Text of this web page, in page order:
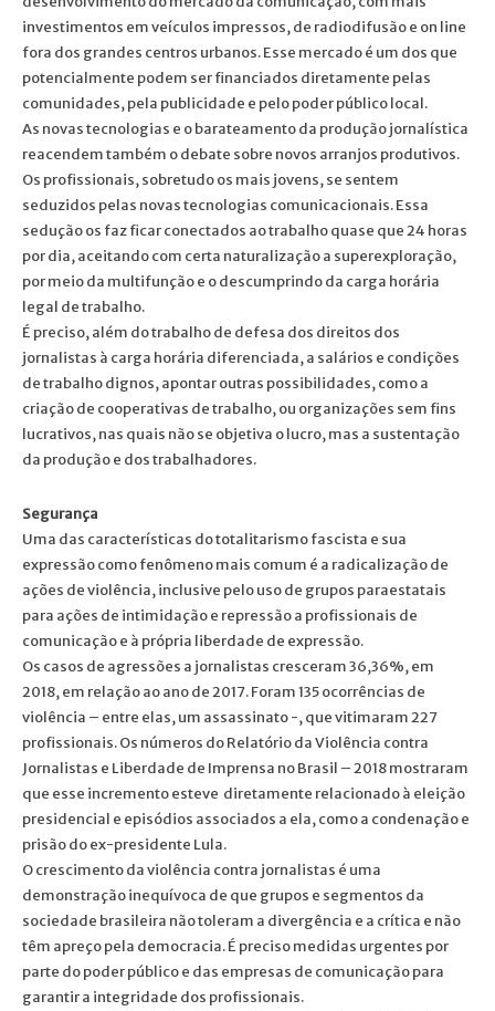
investimentos em veículos impressos, de radiodifusão e on line
fora dos grandes centros urbanos. Esse mercado é um dos que
potencialmente podem ser financiados diretamente pelas
comunidades, pela publicidade e pelo poder público local.
As novas tecnologias e o barateamento da produção jornalística
reacendem também o debate sobre novos arranjos produtivos.
Os profissionais, sobretudo os mais jovens, se sentem
seduzidos pelas novas tecnologias comunicacionais. Essa
sedução os faz ficar conectados ao trabalho quase que 24 horas
por dia, aceitando com certa naturalização a superexploração,
por meio da multifunção e o descumprindo da carga horária
legal de trabalho.
É preciso, além do trabalho de defesa dos direitos dos
jornalistas à carga horária diferenciada, a salários e condições
de trabalho dignos, apontar outras possibilidades, como a
criação de cooperativas de trabalho, ou organizações sem fins
lucrativos, nas quais não se objetiva o lucro, mas a sustentação
da produção e dos trabalhadores.
Segurança
Uma das características do totalitarismo fascista e sua
expressão como fenômeno mais comum é a radicalização de
ações de violência, inclusive pelo uso de grupos paraestatais
para ações de intimidação e repressão a profissionais de
comunicação e à própria liberdade de expressão.
Os casos de agressões a jornalistas cresceram 36,36%, em
2018, em relação ao ano de 2017. Foram 135 ocorrências de
violência – entre elas, um assassinato -, que vitimaram 227
profissionais. Os números do Relatório da Violência contra
Jornalistas e Liberdade de Imprensa no Brasil – 2018 mostraram
que esse incremento esteve diretamente relacionado à eleição
presidencial e episódios associados a ela, como a condenação e
prisão do ex-presidente Lula.
O crescimento da violência contra jornalistas é uma
demonstração inequívoca de que grupos e segmentos da
sociedade brasileira não toleram a divergência e a crítica e não
têm apreço pela democracia. É preciso medidas urgentes por
parte do poder público e das empresas de comunicação para
garantir a integridade dos profissionais.